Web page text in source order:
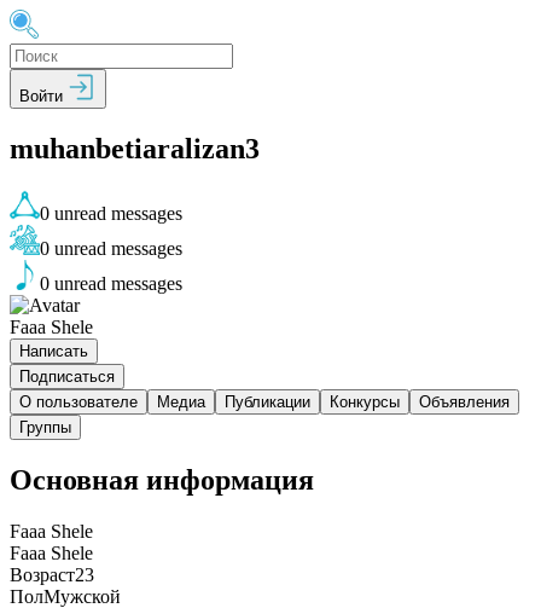
Войти
muhanbetiaralizan3
0 unread messages
0 unread messages
0 unread messages
Faaa Shele
Написать
Подписаться
О пользователе
Медиа Публикации Конкурсы
Объявления
Группы
Основная информация
Faaa Shele
Faaa Shele
Возраст23
ПолМужской